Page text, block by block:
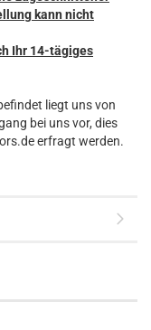
kann nicht
Ihr 14-tägiges
liegt uns von
bei uns vor, dies
erfragt werden.